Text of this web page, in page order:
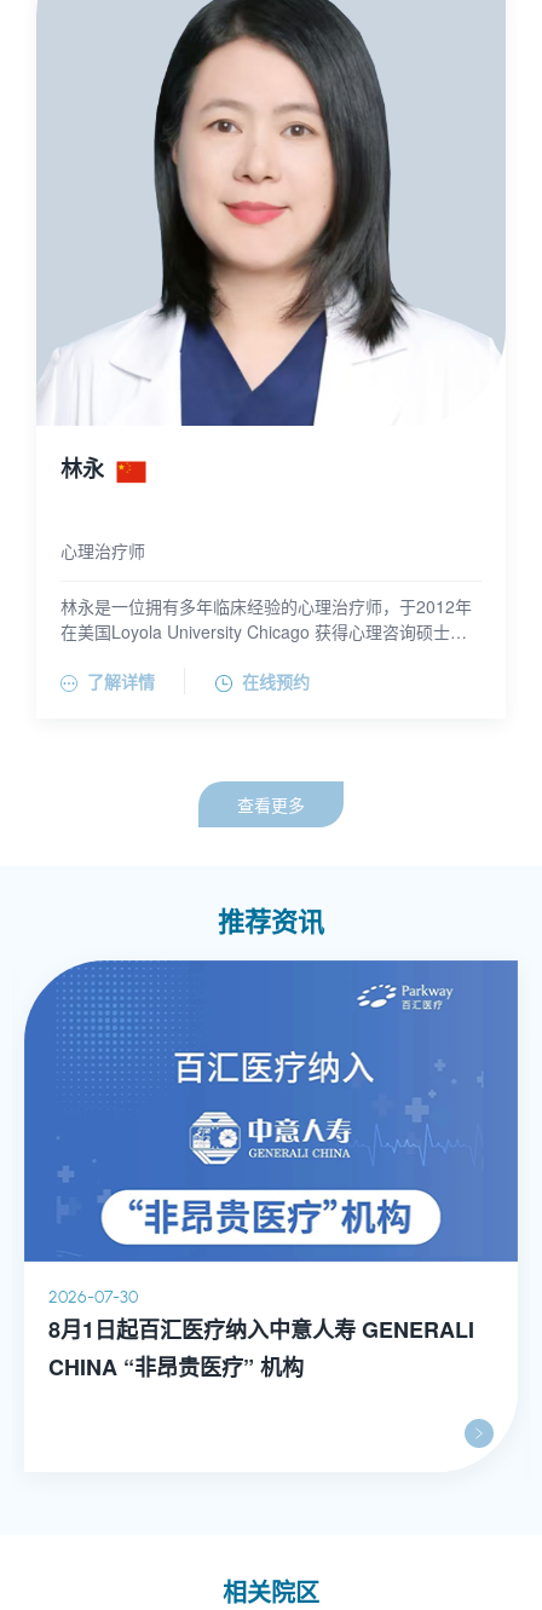
林永
心理治疗师
林永是一位拥有多年临床经验的心理治疗师，于2012年
在美国Loyola University Chicago 获得心理咨询硕士学
工作，累积丰富的临床咨询和培训经验。她熟练运用各
Play）、梦（Dream Work）、积极想像（Active
Imagination）、聚焦疗法（Focusing）、正念
（Mindfulness）和辩证行为疗法（DBT）等，帮助来访
姻问题、亲子家庭问题、儿童青少年问题等心理事件，
有丰富的咨询治疗经验；
特别擅长处理原生家庭创伤议题和由此诱发的抑郁、焦
虑、婚姻和家庭亲子关系问题等。她还擅长运用体验式
为多家世界500强企业提供 EAP咨询、培训、危机干预
了解详情 在线预约
查看更多
推荐资讯
2026-07-30
8月1日起百汇医疗纳入中意人寿 GENERALI
CHINA “非昂贵医疗” 机构
相关院区